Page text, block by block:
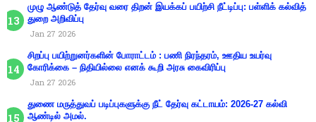
முழு ஆண்டுத் தேர்வு வரை திறன் இயக்கப் பயிற்சி நீட்டிப்பு: பள்ளிக் கல்வித்
துறை அறிவிப்பு
Jan 27 2026
சிறப்பு பயிற்றுனர்களின் போராட்டம் : பணி நிரந்தரம், ஊதிய உயர்வு
கோரிக்கை – நிதியில்லை எனக் கூறி அரசு கைவிரிப்பு
Jan 27 2026
துணை மருத்துவப் படிப்புகளுக்கு நீட் தேர்வு கட்டாயம்: 2026-27 கல்வி
ஆண்டில் அமல்.